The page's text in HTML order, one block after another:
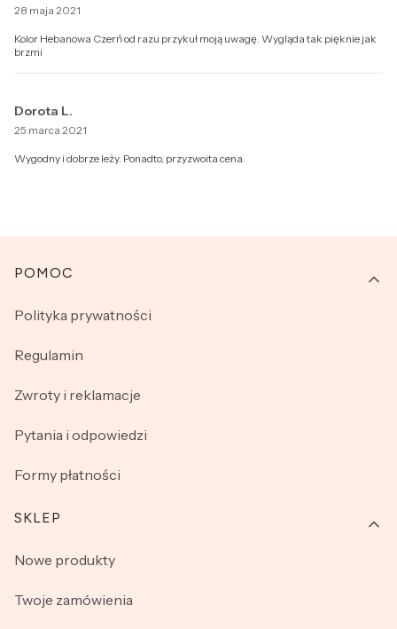
28 maja 2021
Kolor Hebanowa Czerń od razu przykuł moją uwagę. Wygląda tak pięknie jak
brzmi
Dorota L.
25 marca 2021
Wygodny i dobrze leży. Ponadto, przyzwoita cena.
Linki w stopce
POMOC
Polityka prywatności
Regulamin
Zwroty i reklamacje
Pytania i odpowiedzi
Formy płatności
SKLEP
Nowe produkty
Twoje zamówienia